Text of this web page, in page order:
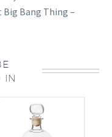
Bang Thing –
IN